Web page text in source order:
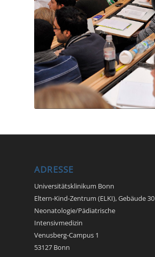
ADRESSE
Universitätsklinikum Bonn
Eltern-Kind-Zentrum (ELKI), Gebäude 30
Neonatologie/Pädiatrische
Intensivmedizin
Venusberg-Campus 1
53127 Bonn